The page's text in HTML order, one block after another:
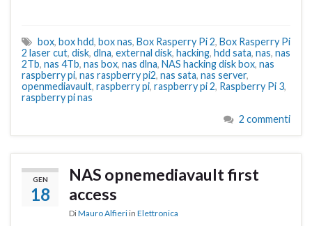
box, box hdd, box nas, Box Rasperry Pi 2, Box Rasperry Pi
2 laser cut, disk, dlna, external disk, hacking, hdd sata, nas, nas
2Tb, nas 4Tb, nas box, nas dlna, NAS hacking disk box, nas
raspberry pi, nas raspberry pi2, nas sata, nas server,
openmediavault, raspberry pi, raspberry pi 2, Raspberry Pi 3,
raspberry pi nas
2 commenti
GEN
18
NAS opnemediavault first
access
DiMauro Alfieri in Elettronica